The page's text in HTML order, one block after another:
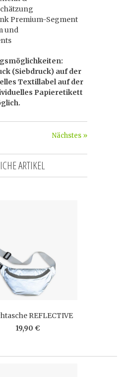
Premium-Segment
und
(Siebdruck) auf der
Textillabel auf der
Papieretikett
Nächstes »
ARTIKEL
REFLECTIVE
19,90 €